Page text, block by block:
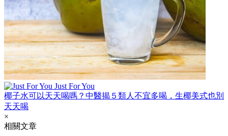
Just For You
椰子水可以天天喝嗎？中醫揭５類人不宜多喝，生椰美式也別
天天喝
×
相關文章